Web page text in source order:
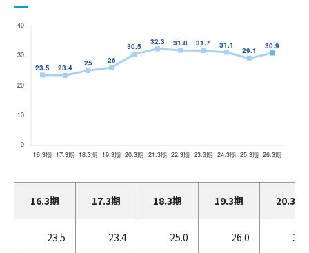
16.3期 17.3期 18.3期 19.3期 20.3期
23.5 23.4 25.0 26.0